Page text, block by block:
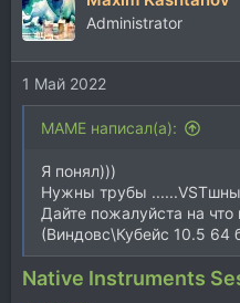
Administrator
1 Май 2022
MAME написал(а):
Я понял)))
Нужны трубы
Дайте пожалуйста на что
(Виндовс\Кубейс 10.5 64
Native Instruments